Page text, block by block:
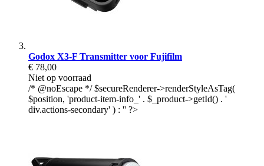
Godox X3-F Transmitter voor Fujifilm
€ 78,00
Niet op voorraad
/* @noEscape */ $secureRenderer->renderStyleAsTag(
$position, 'product-item-info_' . $_product->getId() . '
div.actions-secondary' ) : '' ?>